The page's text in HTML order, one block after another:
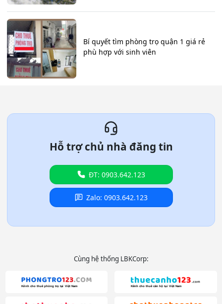
Bí quyết tìm phòng trọ quận 1 giá rẻ
phù hợp với sinh viên
Hỗ trợ chủ nhà đăng tin
ĐT: 0903.642.123
Zalo: 0903.642.123
Cùng hệ thống LBKCorp: